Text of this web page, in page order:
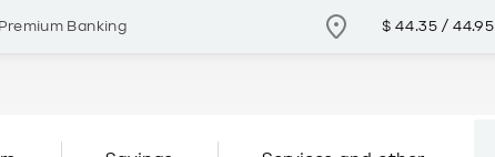
Premium Banking $44.35 /44.95